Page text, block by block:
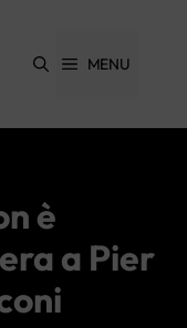
MENU
è
a Pier